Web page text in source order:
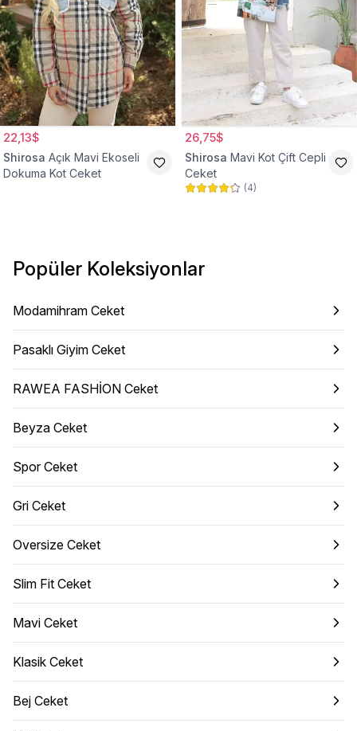
22,13$
Shirosa Açık Mavi Ekoseli
Dokuma Kot Ceket
26,75$
Shirosa Mavi Kot Çift Cepli
Ceket
(4)
Popüler Koleksiyonlar
Modamihram Ceket
Pasaklı Giyim Ceket
RAWEA FASHİON Ceket
Beyza Ceket
Spor Ceket
Gri Ceket
Oversize Ceket
Slim Fit Ceket
Mavi Ceket
Klasik Ceket
Bej Ceket